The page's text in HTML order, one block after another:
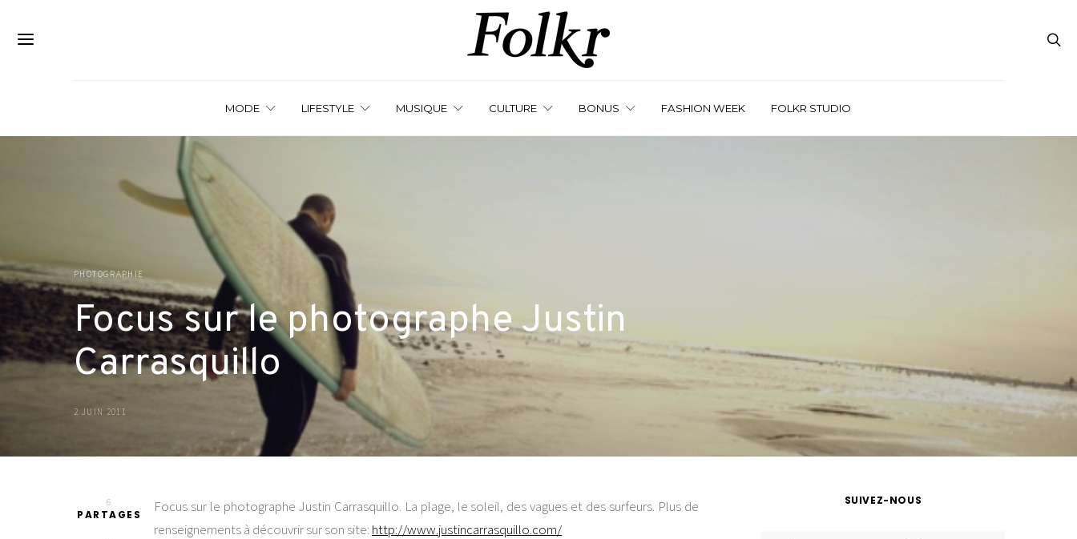
MODE LIFESTYLE MUSIQUE CULTURE BONUS FASHION WEEK FOLKR STUDIO
PHOTOGRAPHIE
Focus sur le photographe Justin
Carrasquillo
2 JUIN 2011
6
PARTAGES
Focus sur le photographe Justin Carrasquillo. La plage, le soleil, des vagues et des surfeurs. Plus de
renseignements à découvrir sur son site: http://www.justincarrasquillo.com/
SUIVEZ-NOUS